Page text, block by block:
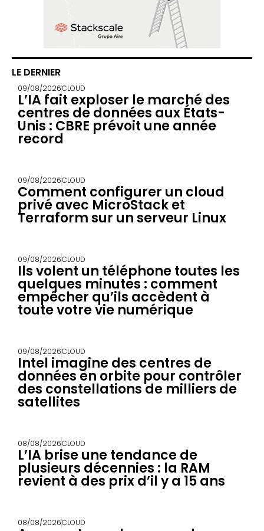
LE DERNIER
09/08/2026CLOUD
L’IA fait exploser le marché des
centres de données aux États-
Unis : CBRE prévoit une année
record
09/08/2026CLOUD
Comment configurer un cloud
privé avec MicroStack et
Terraform sur un serveur Linux
09/08/2026CLOUD
Ils volent un téléphone toutes les
quelques minutes : comment
empêcher qu’ils accèdent à
toute votre vie numérique
09/08/2026CLOUD
Intel imagine des centres de
données en orbite pour contrôler
des constellations de milliers de
satellites
08/08/2026CLOUD
L’IA brise une tendance de
plusieurs décennies : la RAM
revient à des prix d’il y a 15 ans
08/08/2026CLOUD